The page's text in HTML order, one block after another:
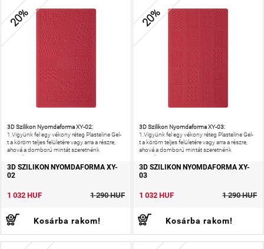
20%
3D Szilikon Nyomdaforma XY-02:
1.Vigyünk fel egy vékony réteg Plasteline Gel-
t a köröm teljes felületére vagy arra a részre,
ahová a domború mintát szeretnénk
megalkotni.2.
3D SZILIKON NYOMDAFORMA XY-
02
1 032 HUF 1 290 HUF
Kosárba rakom!
20%
3D Szilikon Nyomdaforma XY-03:
1.Vigyünk fel egy vékony réteg Plasteline Gel-
t a köröm teljes felületére vagy arra a részre,
ahová a domború mintát szeretnénk
megalkotni.2.
3D SZILIKON NYOMDAFORMA XY-
03
1 032 HUF 1 290 HUF
Kosárba rakom!